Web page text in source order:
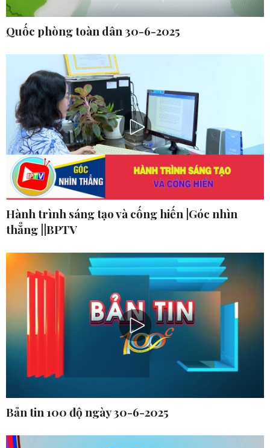
Quốc phòng toàn dân 30-6-2025
Hành trình sáng tạo và cống hiến |Góc nhìn
thẳng ||BPTV
Bản tin 100 độ ngày 30-6-2025